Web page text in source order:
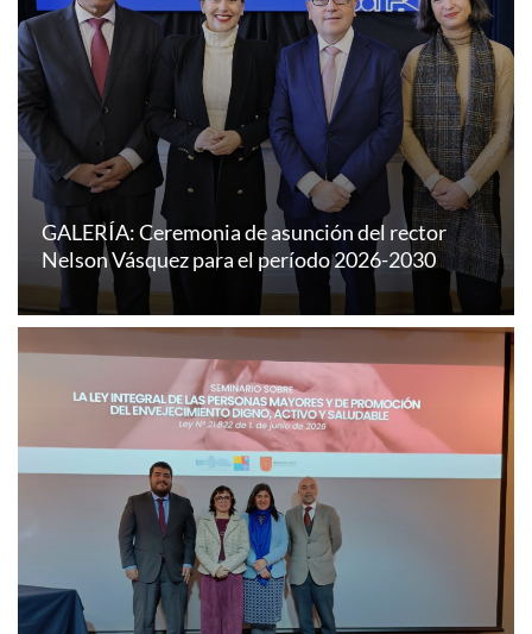
GALERÍA: Ceremonia de asunción del rector
Nelson Vásquez para el período 2026-2030